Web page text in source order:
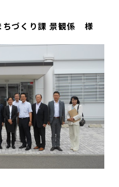
ちづくり課 景観係 様